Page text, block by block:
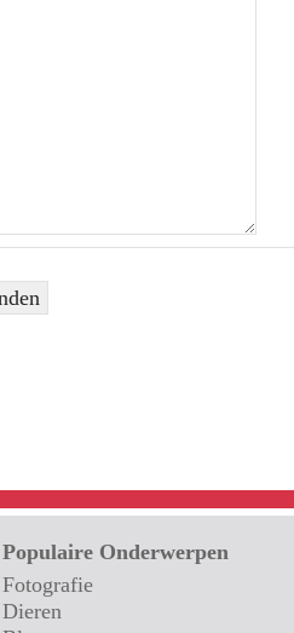
Populaire Onderwerpen
Fotografie
Dieren